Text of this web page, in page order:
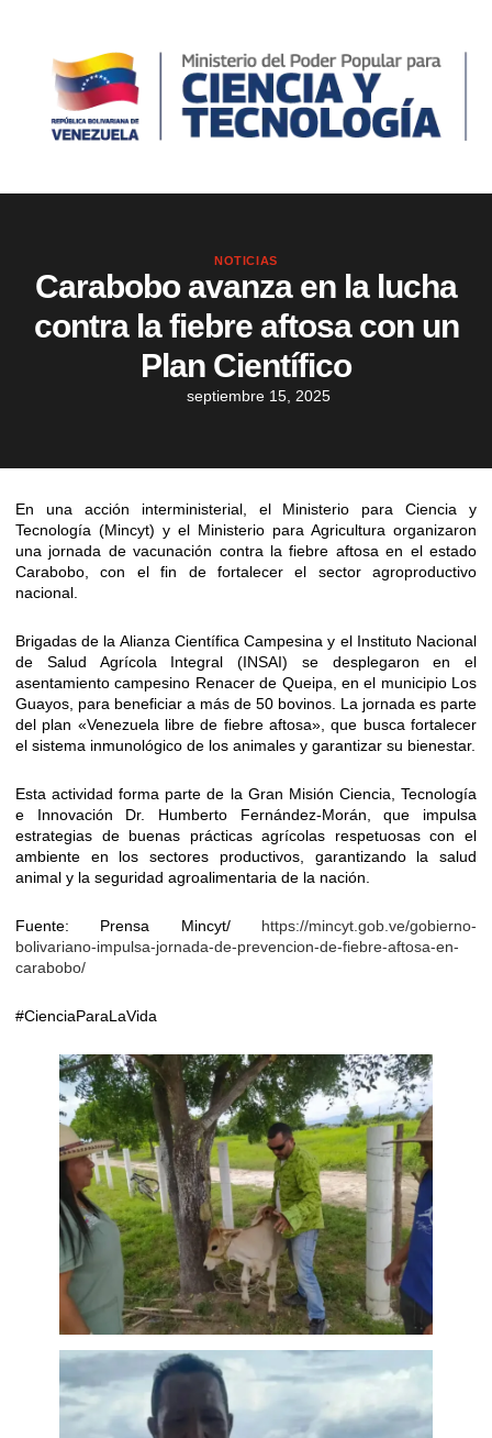
NOTICIAS
Carabobo avanza en la lucha
contra la fiebre aftosa con un
Plan Científico
septiembre 15, 2025
En una acción interministerial, el Ministerio para Ciencia y
Tecnología (Mincyt) y el Ministerio para Agricultura organizaron
una jornada de vacunación contra la fiebre aftosa en el estado
Carabobo, con el fin de fortalecer el sector agroproductivo
nacional.
Brigadas de la Alianza Científica Campesina y el Instituto Nacional
de Salud Agrícola Integral (INSAI) se desplegaron en el
asentamiento campesino Renacer de Queipa, en el municipio Los
Guayos, para beneficiar a más de 50 bovinos. La jornada es parte
del plan «Venezuela libre de fiebre aftosa», que busca fortalecer
el sistema inmunológico de los animales y garantizar su bienestar.
Esta actividad forma parte de la Gran Misión Ciencia, Tecnología
e Innovación Dr. Humberto Fernández-Morán, que impulsa
estrategias de buenas prácticas agrícolas respetuosas con el
ambiente en los sectores productivos, garantizando la salud
animal y la seguridad agroalimentaria de la nación.
Fuente: Prensa Mincyt/ https://mincyt.gob.ve/gobierno-
bolivariano-impulsa-jornada-de-prevencion-de-fiebre-aftosa-en-
carabobo/
#CienciaParaLaVida